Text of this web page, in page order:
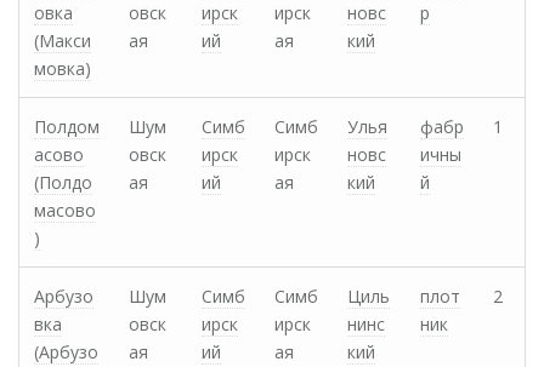
овка
(Макси
мовка)
овск
ая
ирск
ий
ирск
ая
новс
кий
р
Полдом
асово
(Полдо
масово
)
Шум
овск
ая
Симб
ирск
ий
Симб
ирск
ая
Улья
новс
кий
фабр
ичны
й
1
Арбузо
вка
(Арбузо
Шум
овск
ая
Симб
ирск
ий
Симб
ирск
ая
Циль
нинс
кий
плот
ник
2